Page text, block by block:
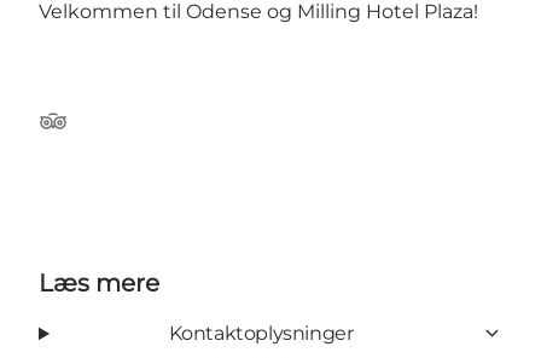
Velkommen til Odense og Milling Hotel Plaza!
Tripadvisor
Læs mere
Kontaktoplysninger